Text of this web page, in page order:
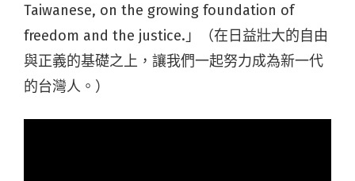
Taiwanese, on the growing foundation of
freedom and the justice.」（在日益壯大的自由
與正義的基礎之上，讓我們一起努力成為新一代
的台灣人。）